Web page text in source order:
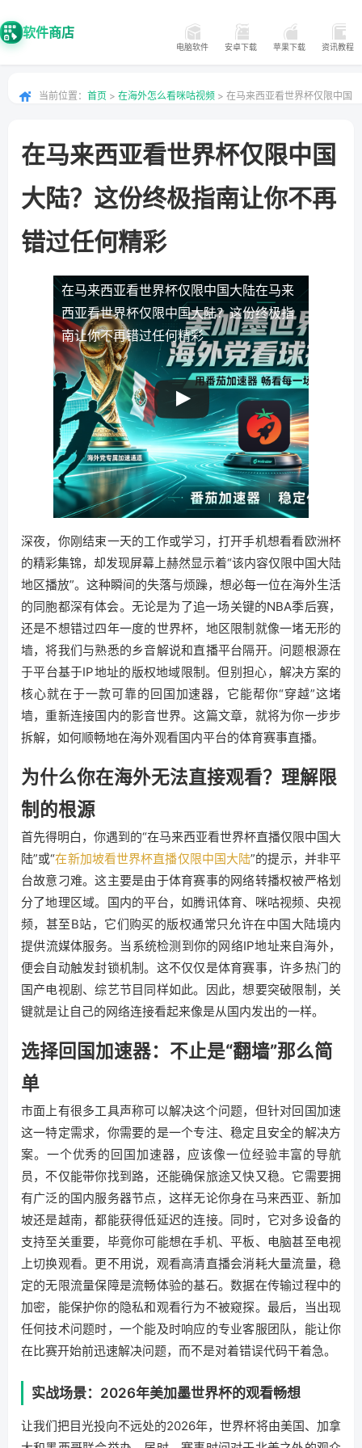
软件商店
电脑软件 安卓下载 苹果下载 资讯教程
当前位置： 首页 > 在海外怎么看咪咕视频 > 在马来西亚看世界杯仅限中国
在马来西亚看世界杯仅限中国
大陆？这份终极指南让你不再
错过任何精彩
在马来西亚看世界杯仅限中国大陆在马来
西亚看世界杯仅限中国大陆？这份终极指
南让你不再错过任何精彩
深夜，你刚结束一天的工作或学习，打开手机想看看欧洲杯
的精彩集锦，却发现屏幕上赫然显示着“该内容仅限中国大陆
地区播放”。这种瞬间的失落与烦躁，想必每一位在海外生活
的同胞都深有体会。无论是为了追一场关键的NBA季后赛，
还是不想错过四年一度的世界杯，地区限制就像一堵无形的
墙，将我们与熟悉的乡音解说和直播平台隔开。问题根源在
于平台基于IP地址的版权地域限制。但别担心，解决方案的
核心就在于一款可靠的回国加速器，它能帮你“穿越”这堵
墙，重新连接国内的影音世界。这篇文章，就将为你一步步
拆解，如何顺畅地在海外观看国内平台的体育赛事直播。
为什么你在海外无法直接观看？理解限
制的根源
首先得明白，你遇到的“在马来西亚看世界杯直播仅限中国大
陆”或“在新加坡看世界杯直播仅限中国大陆”的提示，并非平
台故意刁难。这主要是由于体育赛事的网络转播权被严格划
分了地理区域。国内的平台，如腾讯体育、咪咕视频、央视
频，甚至B站，它们购买的版权通常只允许在中国大陆境内
提供流媒体服务。当系统检测到你的网络IP地址来自海外，
便会自动触发封锁机制。这不仅仅是体育赛事，许多热门的
国产电视剧、综艺节目同样如此。因此，想要突破限制，关
键就是让自己的网络连接看起来像是从国内发出的一样。
选择回国加速器：不止是“翻墙”那么简
单
市面上有很多工具声称可以解决这个问题，但针对回国加速
这一特定需求，你需要的是一个专注、稳定且安全的解决方
案。一个优秀的回国加速器，应该像一位经验丰富的导航
员，不仅能带你找到路，还能确保旅途又快又稳。它需要拥
有广泛的国内服务器节点，这样无论你身在马来西亚、新加
坡还是越南，都能获得低延迟的连接。同时，它对多设备的
支持至关重要，毕竟你可能想在手机、平板、电脑甚至电视
上切换观看。更不用说，观看高清直播会消耗大量流量，稳
定的无限流量保障是流畅体验的基石。数据在传输过程中的
加密，能保护你的隐私和观看行为不被窥探。最后，当出现
任何技术问题时，一个能及时响应的专业客服团队，能让你
在比赛开始前迅速解决问题，而不是对着错误代码干着急。
实战场景：2026年美加墨世界杯的观看畅想
让我们把目光投向不远处的2026年，世界杯将由美国、加拿